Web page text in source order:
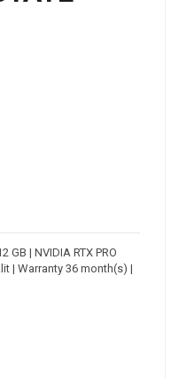
GB | NVIDIA RTX PRO
| Warranty 36 month(s) |